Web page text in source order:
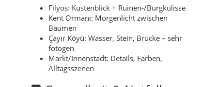
Filyos: Küstenblick + Ruinen-/Burgkulisse
Kent Ormanı: Morgenlicht zwischen
Bäumen
Çayır Köyü: Wasser, Stein, Brücke – sehr
fotogen
Markt/Innenstadt: Details, Farben,
Alltagsszenen